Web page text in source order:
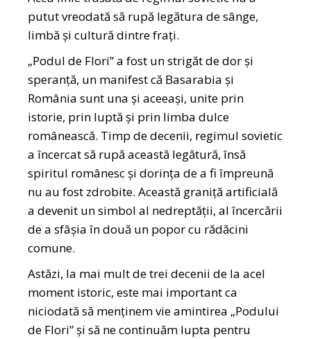
putut vreodată să rupă legătura de sânge,
limbă și cultură dintre frați.
„Podul de Flori” a fost un strigăt de dor și
speranță, un manifest că Basarabia și
România sunt una și aceeași, unite prin
istorie, prin luptă și prin limba dulce
românească. Timp de decenii, regimul sovietic
a încercat să rupă această legătură, însă
spiritul românesc și dorința de a fi împreună
nu au fost zdrobite. Această graniță artificială
a devenit un simbol al nedreptății, al încercării
de a sfâșia în două un popor cu rădăcini
comune.
Astăzi, la mai mult de trei decenii de la acel
moment istoric, este mai important ca
niciodată să menținem vie amintirea „Podului
de Flori” și să ne continuăm lupta pentru